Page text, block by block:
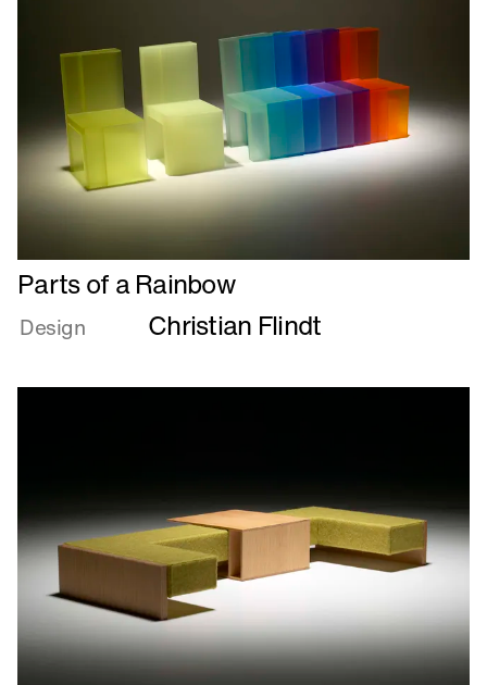
Læs
mere
om
Parts of a Rainbow
Design Christian Flindt